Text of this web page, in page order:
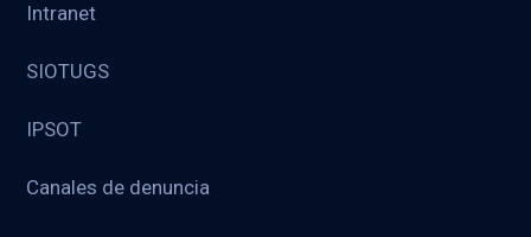
Intranet
SIOTUGS
IPSOT
Canales de denuncia